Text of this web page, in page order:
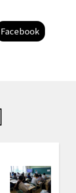
Facebook